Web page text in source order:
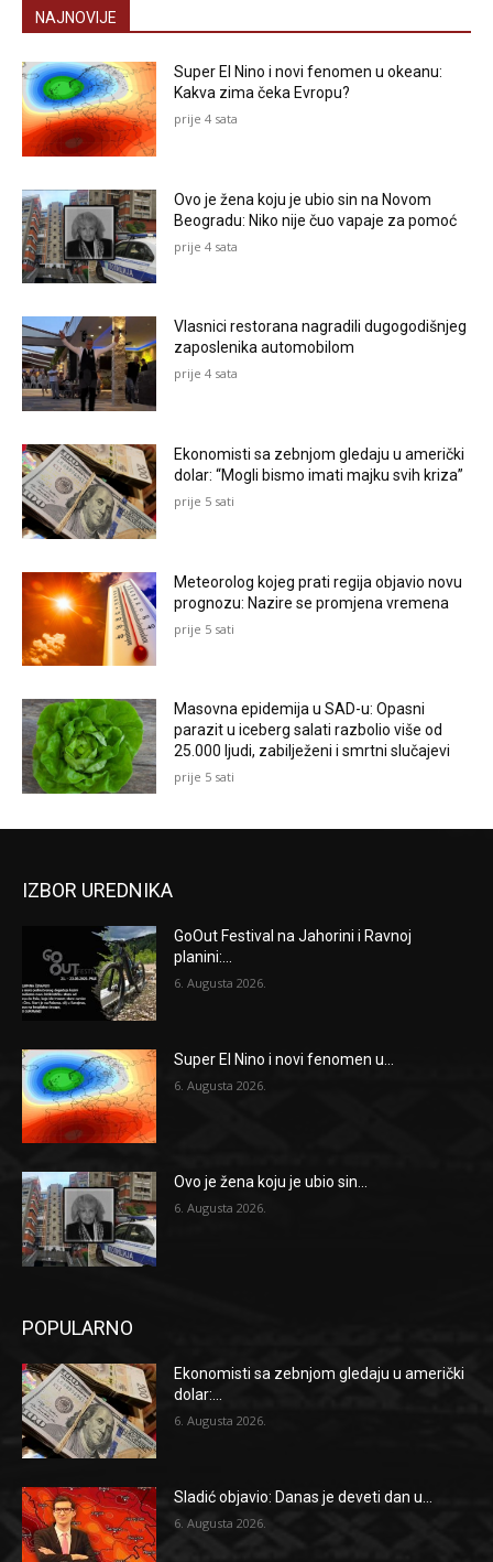
NAJNOVIJE
Super El Nino i novi fenomen u okeanu:
Kakva zima čeka Evropu?
prije 4 sata
Ovo je žena koju je ubio sin na Novom
Beogradu: Niko nije čuo vapaje za pomoć
prije 4 sata
Vlasnici restorana nagradili dugogodišnjeg
zaposlenika automobilom
prije 4 sata
Ekonomisti sa zebnjom gledaju u američki
dolar: “Mogli bismo imati majku svih kriza”
prije 5 sati
Meteorolog kojeg prati regija objavio novu
prognozu: Nazire se promjena vremena
prije 5 sati
Masovna epidemija u SAD-u: Opasni
parazit u iceberg salati razbolio više od
25.000 ljudi, zabilježeni i smrtni slučajevi
prije 5 sati
IZBOR UREDNIKA
GoOut Festival na Jahorini i Ravnoj
planini:...
6. Augusta 2026.
Super El Nino i novi fenomen u...
6. Augusta 2026.
Ovo je žena koju je ubio sin...
6. Augusta 2026.
POPULARNO
Ekonomisti sa zebnjom gledaju u američki
dolar:...
6. Augusta 2026.
Sladić objavio: Danas je deveti dan u...
6. Augusta 2026.